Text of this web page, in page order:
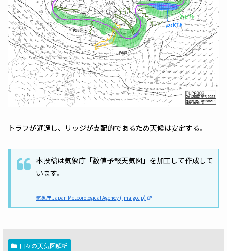
トラフが通過し、リッジが支配的であるため天候は安定する。
本投稿は気象庁「数値予報天気図」を加工して作成して
います。
気象庁 Japan Meteorological Agency (jma.go.jp)
日々の天気図解析